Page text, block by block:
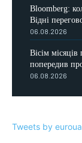
Bloomberg:
Відні
06.08.2026
Вісім
попередив
06.08.2026
Tweets by